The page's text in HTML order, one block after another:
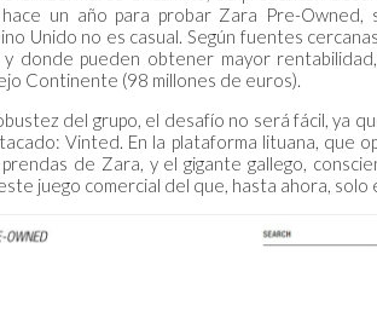
un año para probar Zara Pre-Owned,
Unido no es casual. Según fuentes
donde pueden obtener mayor
Continente (98 millones de euros).
del grupo, el desafío no será fácil, ya
Vinted. En la plataforma lituana, que
de Zara, y el gigante gallego,
juego comercial del que, hasta ahora, solo